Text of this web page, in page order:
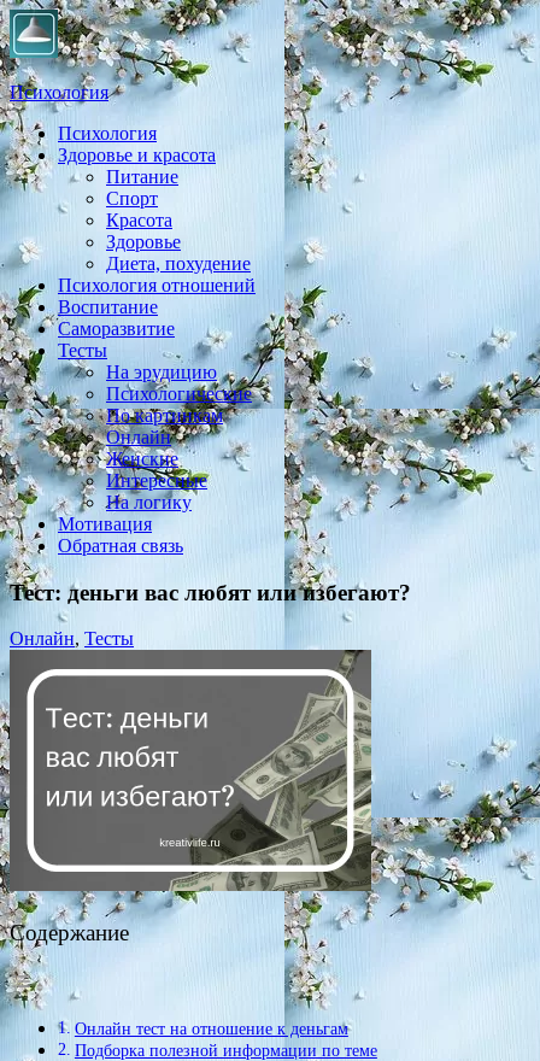
Психология
Практическая психология, личностный рост, экология,
здоровье, воспитание,
Психология
Здоровье и красота
Питание
Спорт
Красота
Здоровье
Диета, похудение
Психология отношений
Воспитание
Саморазвитие
Тесты
На эрудицию
Психологические
По картинкам
Онлайн
Женские
Интересные
На логику
Мотивация
Обратная связь
Тест: деньги вас любят или избегают?
Онлайн, Тесты
Содержание
Онлайн тест на отношение к деньгам
Подборка полезной информации по теме